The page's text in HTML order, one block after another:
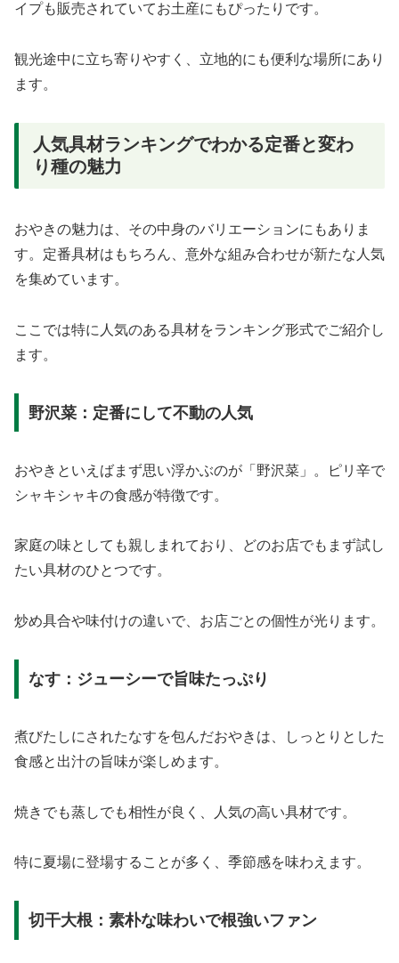
イプも販売されていてお土産にもぴったりです。
観光途中に立ち寄りやすく、立地的にも便利な場所にあり
ます。
人気具材ランキングでわかる定番と変わ
り種の魅力
おやきの魅力は、その中身のバリエーションにもありま
す。定番具材はもちろん、意外な組み合わせが新たな人気
を集めています。
ここでは特に人気のある具材をランキング形式でご紹介し
ます。
野沢菜：定番にして不動の人気
おやきといえばまず思い浮かぶのが「野沢菜」。ピリ辛で
シャキシャキの食感が特徴です。
家庭の味としても親しまれており、どのお店でもまず試し
たい具材のひとつです。
炒め具合や味付けの違いで、お店ごとの個性が光ります。
なす：ジューシーで旨味たっぷり
煮びたしにされたなすを包んだおやきは、しっとりとした
食感と出汁の旨味が楽しめます。
焼きでも蒸しでも相性が良く、人気の高い具材です。
特に夏場に登場することが多く、季節感を味わえます。
切干大根：素朴な味わいで根強いファン